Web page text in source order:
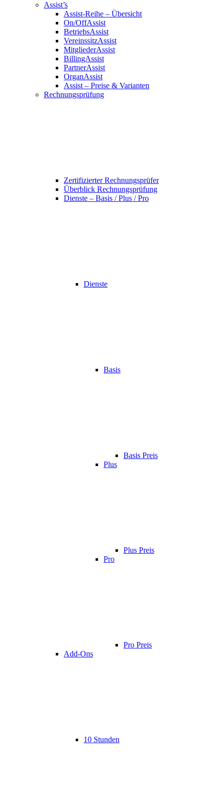
Assist’s
Assist-Reihe – Übersicht
On/OffAssist
BetriebsAssist
VereinssitzAssist
MitgliederAssist
BillingAssist
PartnerAssist
OrganAssist
Assist – Preise & Varianten
Rechnungsprüfung
Zertifizierter Rechnungsprüfer
Überblick Rechnungsprüfung
Dienste – Basis / Plus / Pro
Dienste
Basis
Basis Preis
Plus
Plus Preis
Pro
Pro Preis
Add-Ons
10 Stunden